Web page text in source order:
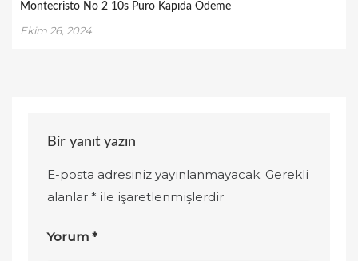
Montecristo No 2 10s Puro Kapıda Ödeme
Ekim 26, 2024
Bir yanıt yazın
E-posta adresiniz yayınlanmayacak. Gerekli
alanlar* ile işaretlenmişlerdir
Yorum*